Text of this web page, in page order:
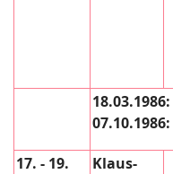
18.03.1986:
07.10.1986:
17. - 19.
Klaus-